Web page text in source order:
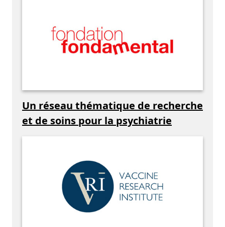
Un réseau thématique de recherche
et de soins pour la psychiatrie